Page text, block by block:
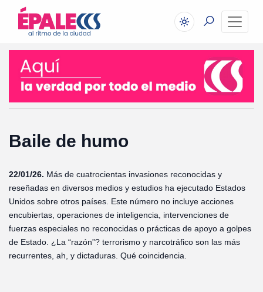
Baile de humo
22/01/26. Más de cuatrocientas invasiones reconocidas y
reseñadas en diversos medios y estudios ha ejecutado Estados
Unidos sobre otros países. Este número no incluye acciones
encubiertas, operaciones de inteligencia, intervenciones de
fuerzas especiales no reconocidas o prácticas de apoyo a golpes
de Estado. ¿La “razón”? terrorismo y narcotráfico son las más
recurrentes, ah, y dictaduras. Qué coincidencia.